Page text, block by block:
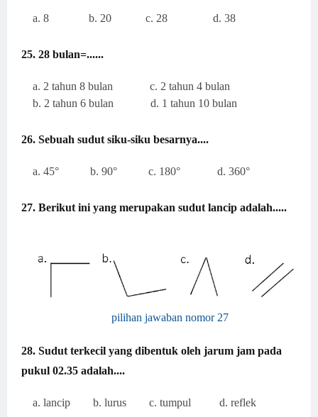
a. 8 b. 20 c. 28 d. 38
25. 28 bulan=......
a. 2 tahun 8 bulan c. 2 tahun 4 bulan
b. 2 tahun 6 bulan d. 1 tahun 10 bulan
26. Sebuah sudut siku-siku besarnya....
a. 45° b. 90° c. 180° d. 360°
27. Berikut ini yang merupakan sudut lancip adalah.....
pilihan jawaban nomor 27
28. Sudut terkecil yang dibentuk oleh jarum jam pada
pukul 02.35 adalah....
a. lancip b. lurus c. tumpul d. reflek